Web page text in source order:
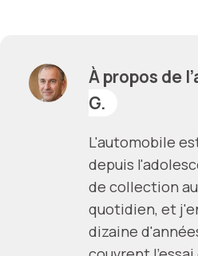
À propos de
G.
L'automobile
depuis
de collection
quotidien, et
dizaine